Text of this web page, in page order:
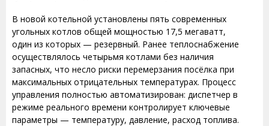
В новой котельной установлены пять современных
угольных котлов общей мощностью 17,5 мегаватт,
один из которых — резервный. Ранее теплоснабжение
осуществлялось четырьмя котлами без наличия
запасных, что несло риски перемерзания посёлка при
максимальных отрицательных температурах. Процесс
управления полностью автоматизирован: диспетчер в
режиме реального времени контролирует ключевые
параметры — температуру, давление, расход топлива.